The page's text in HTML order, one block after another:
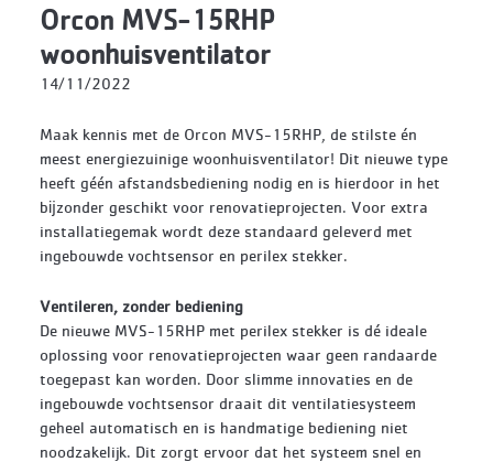
Orcon MVS-15RHP
woonhuisventilator
14/11/2022
Maak kennis met de Orcon MVS-15RHP, de stilste én
meest energiezuinige woonhuisventilator! Dit nieuwe type
heeft géén afstandsbediening nodig en is hierdoor in het
bĳzonder geschikt voor renovatieprojecten. Voor extra
installatiegemak wordt deze standaard geleverd met
ingebouwde vochtsensor en perilex stekker.
Ventileren, zonder bediening
De nieuwe MVS-15RHP met perilex stekker is dé ideale
oplossing voor renovatieprojecten waar geen randaarde
toegepast kan worden. Door slimme innovaties en de
ingebouwde vochtsensor draait dit ventilatiesysteem
geheel automatisch en is handmatige bediening niet
noodzakelijk. Dit zorgt ervoor dat het systeem snel en